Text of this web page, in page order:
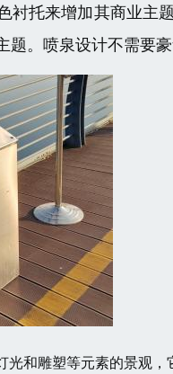
衬托来增加其商业
。喷泉设计不需要
和雕塑等元素的景观